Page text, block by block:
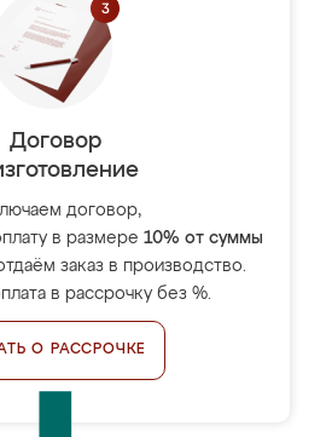
Договор
договор,
в размере 10% от суммы
заказ в производство.
в рассрочку без %.
О РАССРОЧКЕ